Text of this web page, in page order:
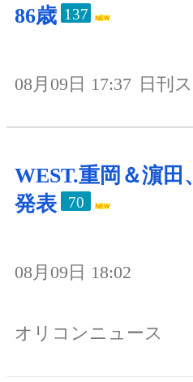
86歳 137
08月09日 17:37 日刊
WEST.重岡＆濵田
発表
70
08月09日 18:02
オリコンニュース